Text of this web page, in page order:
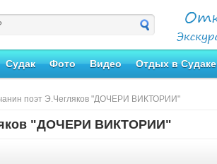
Судак Фото Видео Отдых в Судаке
поэт Э.Чегляков "ДОЧЕРИ ВИКТОРИИ"
"ДОЧЕРИ ВИКТОРИИ"